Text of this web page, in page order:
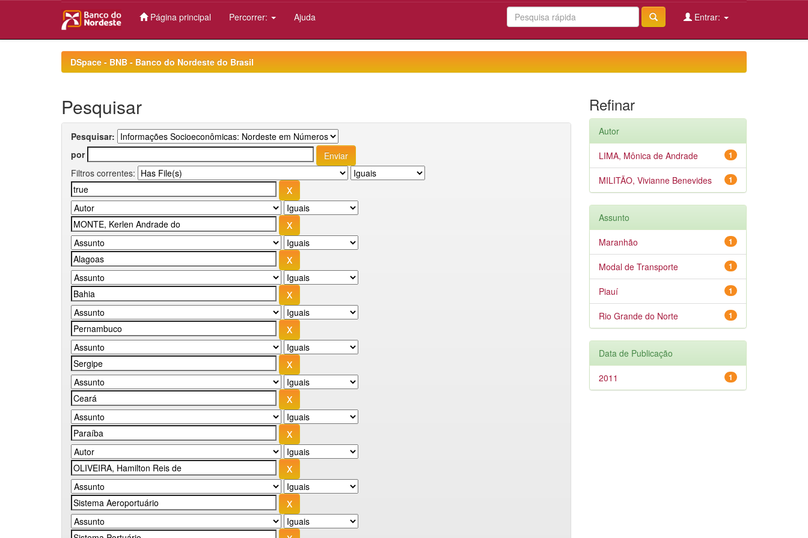
Página principal Percorrer: Ajuda Entrar:
DSpace - BNB - Banco do Nordeste do Brasil
Pesquisar
Pesquisar:
por
Filtros correntes:
Refinar
Autor
1
LIMA, Mônica de Andrade
1
MILITÃO, Vivianne Benevides
Assunto
1
Maranhão
1
Modal de Transporte
1
Piauí
1
Rio Grande do Norte
Data de Publicação
1
2011